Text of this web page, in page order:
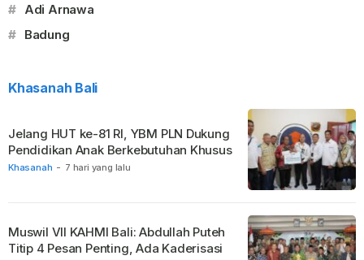
# Adi Arnawa
# Badung
Khasanah Bali
Khasanah - 7 hari yang lalu
Jelang HUT ke-81 RI, YBM PLN Dukung
Pendidikan Anak Berkebutuhan Khusus
Muswil VII KAHMI Bali: Abdullah Puteh
Titip 4 Pesan Penting, Ada Kaderisasi